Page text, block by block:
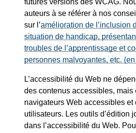
auteurs à se référer à nos
sur l’amélioration de l’inclusion
situation de handicap,
troubles de l’apprentissage et
personnes malvoyantes, etc.
L’accessibilité du Web ne
des contenus accessibles, mais
navigateurs Web accessibles et
utilisateurs. Les outils d’édition
dans l’accessibilité du Web.